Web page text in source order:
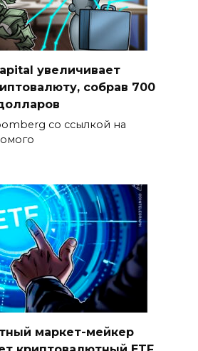
увеличивает
собрав 700
со ссылкой на
маркет-мейкер